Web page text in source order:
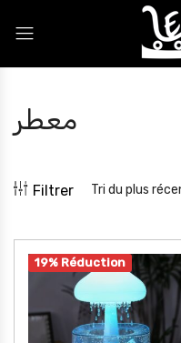
معطر
Filtrer Tri du plus
19% Réduction